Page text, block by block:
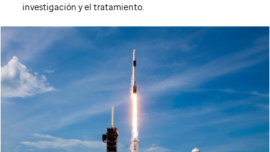
investigación y el tratamiento.